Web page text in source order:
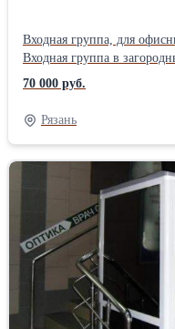
Входная группа, для
Входная группа в
решение. Двери входная
оформление входной
это можно заказать по
группа цена, узнать по
входной группы, входная
индивидуальным
компании http://имидж-
дизайн входной группы,
группа в здание, входная
группы, конструкции
групп, входная группа из
входной группы,
групп, фасады входных
Стоимость входной
70 000 руб.
Рязань